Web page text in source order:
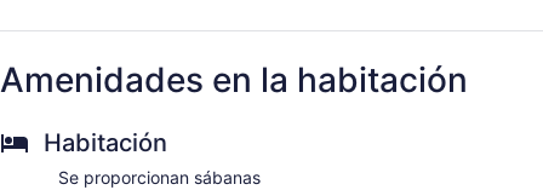
Amenidades en la habitación
Habitación
Se proporcionan sábanas